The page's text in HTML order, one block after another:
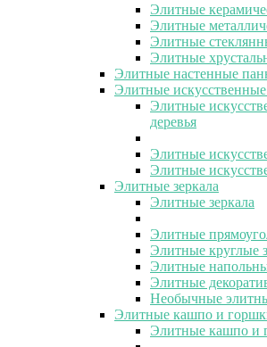
Элитные
Элитные
Элитные
Элитные
Элитные настенные
Элитные
Элитные
деревья
Элитные
Элитные
Элитные зеркала
Элитные зеркала
Элитные
Элитные круглые
Элитные
Элитные
Необычные
Элитные кашпо и
Элитные кашпо и